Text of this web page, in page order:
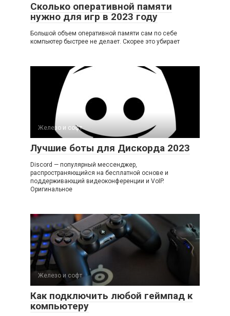
Сколько оперативной памяти
нужно для игр в 2023 году
Большой объем оперативной памяти сам по себе
компьютер быстрее не делает. Скорее это убирает
Железо и софт
Лучшие боты для Дискорда 2023
Discord — популярный мессенджер,
распространяющийся на бесплатной основе и
поддерживающий видеоконференции и VoIP.
Оригинальное
Железо и софт
Как подключить любой геймпад к
компьютеру